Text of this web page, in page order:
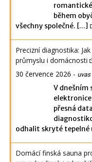
během
všechny společné. [...]
Precizní diagnostika:
průmyslu i domácnosti
30 července 2026 - uvas
V dnešním
přesná
odhalit skryté tepelné
Domácí finská sauna